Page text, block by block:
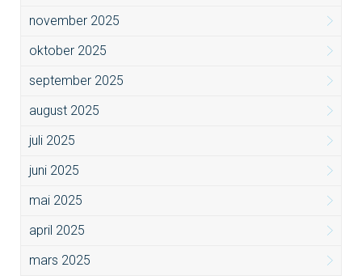
november 2025
oktober 2025
september 2025
august 2025
juli 2025
juni 2025
mai 2025
april 2025
mars 2025